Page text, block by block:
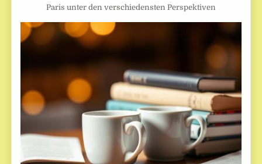
Paris unter den verschiedensten Perspektiven